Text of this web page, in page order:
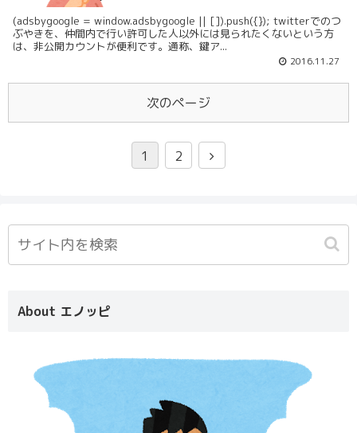
(adsbygoogle = window.adsbygoogle || []).push({}); twitterでのつ
ぶやきを、仲間内で行い許可した人以外には見られたくないという方
は、非公開カウントが便利です。通称、鍵ア...
2016.11.27
次のページ
1 2
About エノッピ